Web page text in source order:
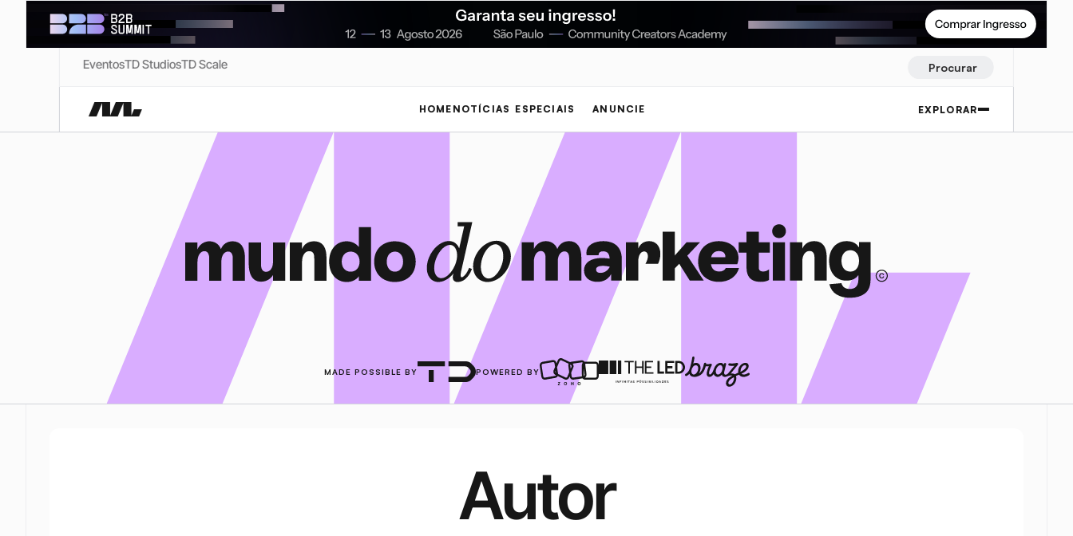
EventosTD StudiosTD Scale Procurar
HOME NOTÍCIAS ESPECIAIS ANUNCIE EXPLORAR
MADE POSSIBLE BY POWERED BY
Autor